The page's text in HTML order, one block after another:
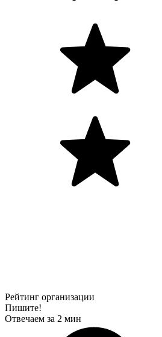
Рейтинг организации
Пишите!
Отвечаем за 2 мин